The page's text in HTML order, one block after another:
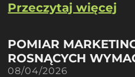
Przeczytaj więcej
POMIAR
ROSNĄCYCH
08/04/2026